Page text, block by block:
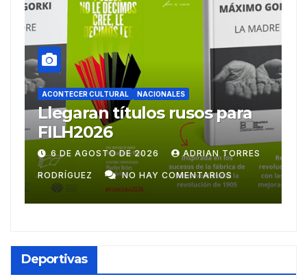
CULTURAL NACIONALES
títulos rusos para
DE AGOSTO DE 2026 ADRIAN TORRES
NO HAY COMENTARIOS
ACONTECER
Ballet
28 DE
RODRÍGUEZ
Deportivas